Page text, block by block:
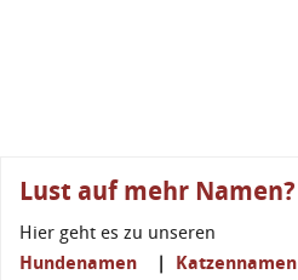
Lust auf mehr Namen?
Hier geht es zu unseren
Hundenamen | Katzennamen